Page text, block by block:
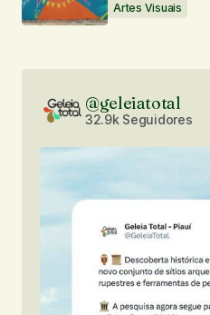
Artes Visuais
@geleiatotal
32.9k Seguidores